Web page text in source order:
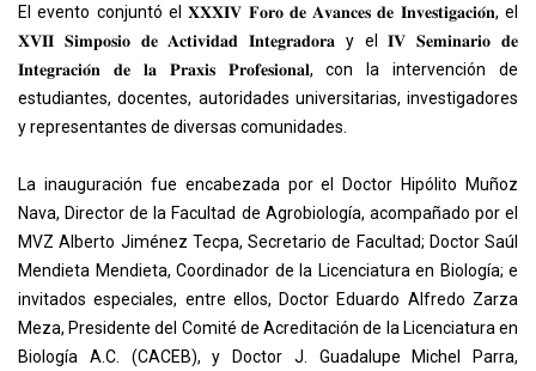
El evento conjuntó el 𝐗𝐗𝐗𝐈𝐕 𝐅𝐨𝐫𝐨 𝐝𝐞 𝐀𝐯𝐚𝐧𝐜𝐞𝐬 𝐝𝐞 𝐈𝐧𝐯𝐞𝐬𝐭𝐢𝐠𝐚𝐜𝐢𝐨́𝐧, el
𝐗𝐕𝐈𝐈 𝐒𝐢𝐦𝐩𝐨𝐬𝐢𝐨 𝐝𝐞 𝐀𝐜𝐭𝐢𝐯𝐢𝐝𝐚𝐝 𝐈𝐧𝐭𝐞𝐠𝐫𝐚𝐝𝐨𝐫𝐚 y el 𝐈𝐕 𝐒𝐞𝐦𝐢𝐧𝐚𝐫𝐢𝐨 𝐝𝐞
𝐈𝐧𝐭𝐞𝐠𝐫𝐚𝐜𝐢𝐨́𝐧 𝐝𝐞 𝐥𝐚 𝐏𝐫𝐚𝐱𝐢𝐬 𝐏𝐫𝐨𝐟𝐞𝐬𝐢𝐨𝐧𝐚𝐥, con la intervención de
estudiantes, docentes, autoridades universitarias, investigadores
y representantes de diversas comunidades.
La inauguración fue encabezada por el Doctor Hipólito Muñoz
Nava, Director de la Facultad de Agrobiología, acompañado por el
MVZ Alberto Jiménez Tecpa, Secretario de Facultad; Doctor Saúl
Mendieta Mendieta, Coordinador de la Licenciatura en Biología; e
invitados especiales, entre ellos, Doctor Eduardo Alfredo Zarza
Meza, Presidente del Comité de Acreditación de la Licenciatura en
Biología A.C. (CACEB), y Doctor J. Guadalupe Michel Parra,